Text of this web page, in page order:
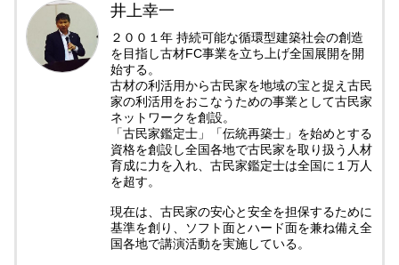
井上幸一
２００１年 持続可能な循環型建築社会の創造
を目指し古材FC事業を立ち上げ全国展開を開
始する。
古材の利活用から古民家を地域の宝と捉え古民
家の利活用をおこなうための事業として古民家
ネットワークを創設。
「古民家鑑定士」「伝統再築士」を始めとする
資格を創設し全国各地で古民家を取り扱う人材
育成に力を入れ、古民家鑑定士は全国に１万人
を超す。
現在は、古民家の安心と安全を担保するために
基準を創り、ソフト面とハード面を兼ね備え全
国各地で講演活動を実施している。